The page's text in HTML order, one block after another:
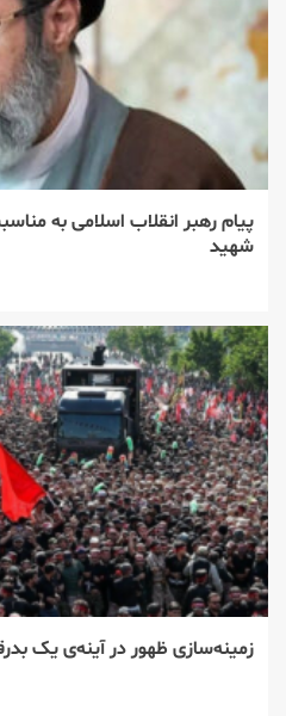
پیام رهبر انقلاب اسلامی به
شهید
زمینه‌سازی ظهور در آینه‌ی یک